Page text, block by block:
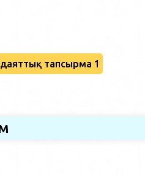
тапсырма 1